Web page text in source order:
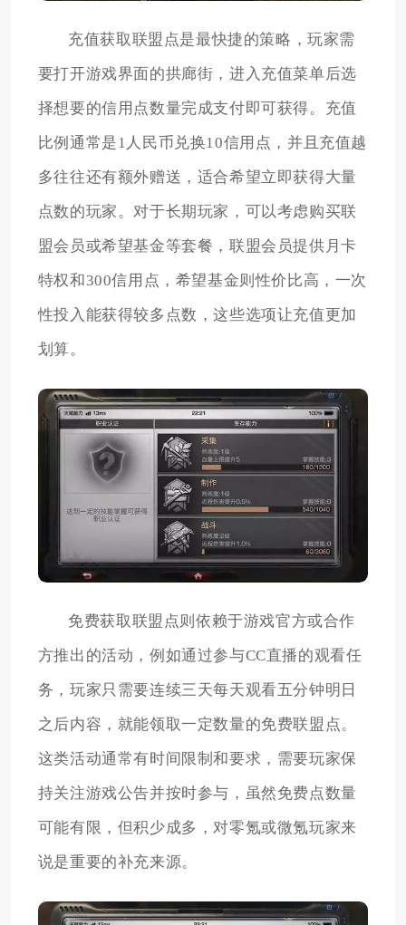
充值获取联盟点是最快捷的策略，玩家需
要打开游戏界面的拱廊街，进入充值菜单后选
择想要的信用点数量完成支付即可获得。充值
比例通常是1人民币兑换10信用点，并且充值越
多往往还有额外赠送，适合希望立即获得大量
点数的玩家。对于长期玩家，可以考虑购买联
盟会员或希望基金等套餐，联盟会员提供月卡
特权和300信用点，希望基金则性价比高，一次
性投入能获得较多点数，这些选项让充值更加
划算。
免费获取联盟点则依赖于游戏官方或合作
方推出的活动，例如通过参与CC直播的观看任
务，玩家只需要连续三天每天观看五分钟明日
之后内容，就能领取一定数量的免费联盟点。
这类活动通常有时间限制和要求，需要玩家保
持关注游戏公告并按时参与，虽然免费点数量
可能有限，但积少成多，对零氪或微氪玩家来
说是重要的补充来源。